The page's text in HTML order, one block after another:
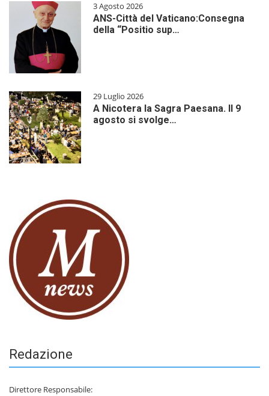
3 Agosto 2026
ANS-Città del Vaticano:Consegna
della “Positio sup…
29 Luglio 2026
A Nicotera la Sagra Paesana. Il 9
agosto si svolge…
Redazione
Direttore Responsabile: